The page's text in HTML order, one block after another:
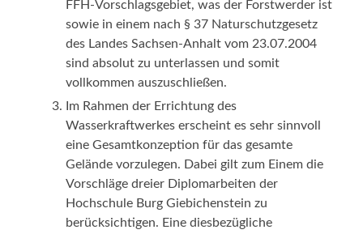
FFH-Vorschlagsgebiet, was der Forstwerder ist
sowie in einem nach § 37 Naturschutzgesetz
des Landes Sachsen-Anhalt vom 23.07.2004
sind absolut zu unterlassen und somit
vollkommen auszuschließen.
Im Rahmen der Errichtung des
Wasserkraftwerkes erscheint es sehr sinnvoll
eine Gesamtkonzeption für das gesamte
Gelände vorzulegen. Dabei gilt zum Einem die
Vorschläge dreier Diplomarbeiten der
Hochschule Burg Giebichenstein zu
berücksichtigen. Eine diesbezügliche